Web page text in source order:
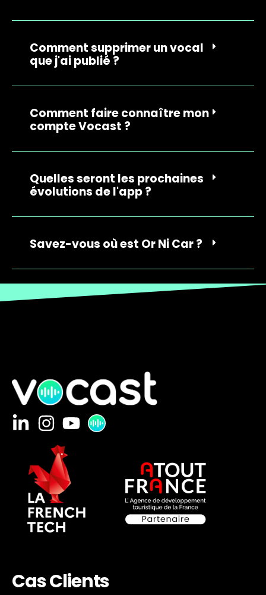
Comment supprimer un vocal
que j'ai publié ?
Comment faire connaître mon
compte Vocast ?
Quelles seront les prochaines
évolutions de l'app ?
Savez-vous où est Or Ni Car ?
Cas Clients